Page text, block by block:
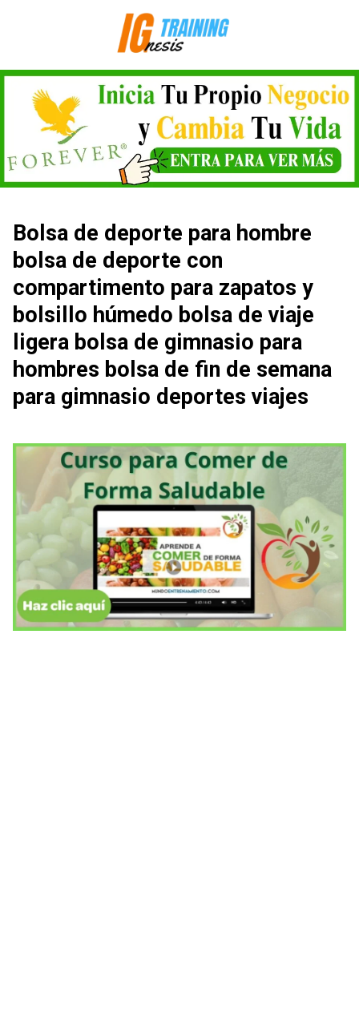
Bolsa de deporte para hombre
bolsa de deporte con
compartimento para zapatos y
bolsillo húmedo bolsa de viaje
ligera bolsa de gimnasio para
hombres bolsa de fin de semana
para gimnasio deportes viajes